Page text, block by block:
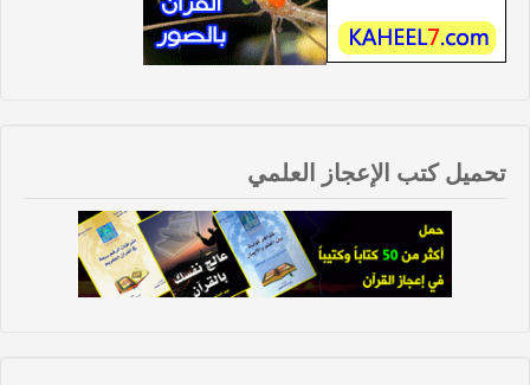
تحميل كتب الإعجاز العلمي